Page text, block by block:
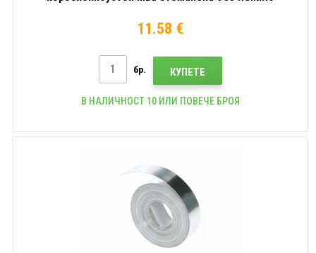
11.58 €
бр. КУПЕТЕ
В НАЛИЧНОСТ 10 ИЛИ ПОВЕЧЕ БРОЯ